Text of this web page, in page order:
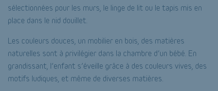
sélectionnées pour les murs, le linge de lit ou le tapis mis en
place dans le nid douillet.
Les couleurs douces, un mobilier en bois, des matières
naturelles sont à privilégier dans la chambre d’un bébé. En
grandissant, l’enfant s’éveille grâce à des couleurs vives, des
motifs ludiques, et même de diverses matières.